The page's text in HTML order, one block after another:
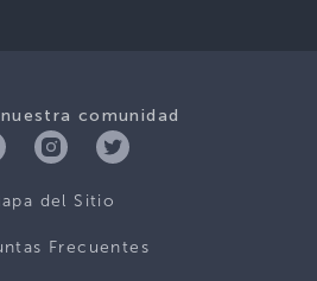
comunidad
del Sitio
Frecuentes